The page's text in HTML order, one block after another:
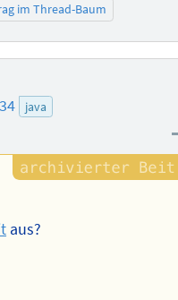
im Thread-Baum
java
aus?